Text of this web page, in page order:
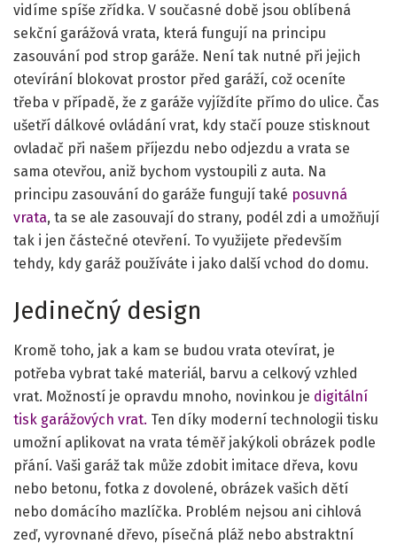
vidíme spíše zřídka. V současné době jsou oblíbená
sekční garážová vrata, která fungují na principu
zasouvání pod strop garáže. Není tak nutné při jejich
otevírání blokovat prostor před garáží, což oceníte
třeba v případě, že z garáže vyjíždíte přímo do ulice. Čas
ušetří dálkové ovládání vrat, kdy stačí pouze stisknout
ovladač při našem příjezdu nebo odjezdu a vrata se
sama otevřou, aniž bychom vystoupili z auta. Na
principu zasouvání do garáže fungují také posuvná
vrata, ta se ale zasouvají do strany, podél zdi a umožňují
tak i jen částečné otevření. To využijete především
tehdy, kdy garáž používáte i jako další vchod do domu.
Jedinečný design
Kromě toho, jak a kam se budou vrata otevírat, je
potřeba vybrat také materiál, barvu a celkový vzhled
vrat. Možností je opravdu mnoho, novinkou je digitální
tisk garážových vrat. Ten díky moderní technologii tisku
umožní aplikovat na vrata téměř jakýkoli obrázek podle
přání. Vaši garáž tak může zdobit imitace dřeva, kovu
nebo betonu, fotka z dovolené, obrázek vašich dětí
nebo domácího mazlíčka. Problém nejsou ani cihlová
zeď, vyrovnané dřevo, písečná pláž nebo abstraktní